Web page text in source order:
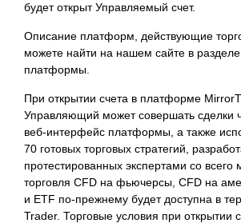
будет открыт Управляемый счет.
Описание платформ, действующие
можете найти на нашем сайте в
платформы.
При открытии счета в платформе
Управляющий может совершать сделки
веб-интерфейс платформы, а также
70 готовых торговых стратегий,
протестированных экспертами со
торговля CFD на фьючерсы, CFD на
и ETF по-прежнему будет доступна в
Trader. Торговые условия при открытии